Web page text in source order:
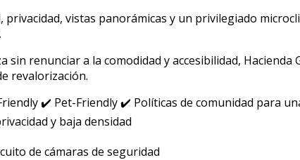
vistas panorámicas y un privilegiado
renunciar a la comodidad y accesibilidad, Hacienda
revalorización.
✔️ Pet-Friendly ✔️ Políticas de comunidad para
y baja densidad
de cámaras de seguridad